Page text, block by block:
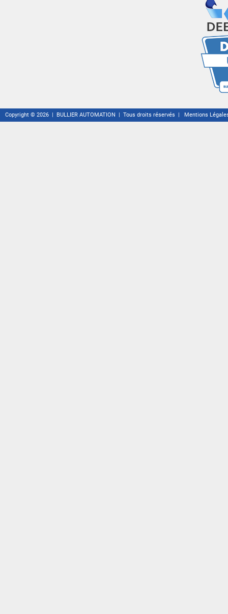
Copyright © 2026 | BULLIER AUTOMATION | Tous droits réservés | Mentions